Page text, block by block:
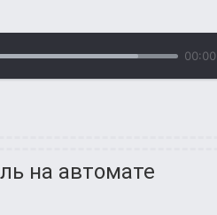
00:00
на автомате